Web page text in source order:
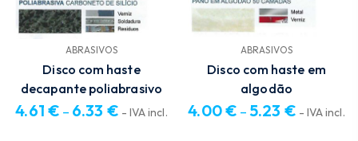
ABRASIVOS
Disco com haste
decapante poliabrasivo
4.61 € – 6.33 € - IVA incl.
ABRASIVOS
Disco com haste em
algodão
4.00€ – 5.23 € - IVA incl.